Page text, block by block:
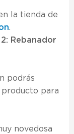
la tienda de
.
Rebanador
podrás
para
novedosa